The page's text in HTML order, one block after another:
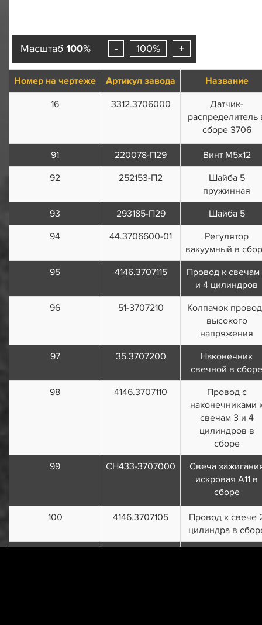
Масштаб 100% - 100% +
Номер на чертеже Артикул завода
Название
16
3312.3706000
Датчик-
распределитель
сборе 3706
91 220078-П29
Винт М5х12
92
252153-П2
Шайба 5
пружинная
93
293185-П29
Шайба 5
94
44.3706600-01
Регулятор
вакуумный в
95
4146.3707115
Провод к свечам
и 4 цилиндров
96
51-3707210
Колпачок
высокого
напряжения
97
35.3707200
Наконечник
свечной в сборе
98
4146.3707110
Провод с
наконечниками
свечам 3 и 4
цилиндров в
сборе
99
СН433-3707000
Свеча
искровая А11 в
сборе
100 4146.3707105
Провод к свече
цилиндра в